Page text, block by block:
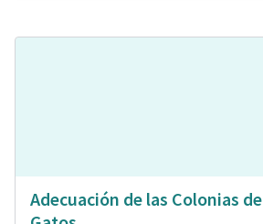
Adecuación de las Colonias de